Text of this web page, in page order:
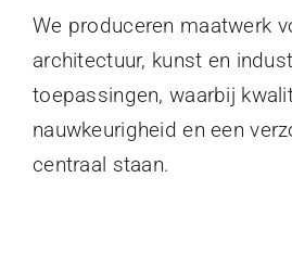
We produceren maatwerk
architectuur, kunst en
toepassingen, waarbij
nauwkeurigheid en een
centraal staan.